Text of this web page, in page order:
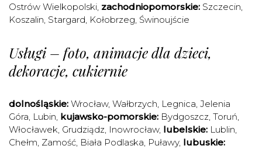
Ostrów Wielkopolski, zachodniopomorskie: Szczecin,
Koszalin, Stargard, Kołobrzeg, Świnoujście
Usługi – foto, animacje dla dzieci,
dekoracje, cukiernie
dolnośląskie: Wrocław, Wałbrzych, Legnica, Jelenia
Góra, Lubin, kujawsko-pomorskie: Bydgoszcz, Toruń,
Włocławek, Grudziądz, Inowrocław, lubelskie: Lublin,
Chełm, Zamość, Biała Podlaska, Puławy, lubuskie: